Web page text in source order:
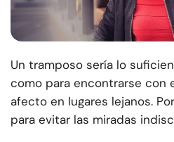
Un tramposo sería lo
como para encontrarse con
afecto en lugares lejanos.
para evitar las miradas